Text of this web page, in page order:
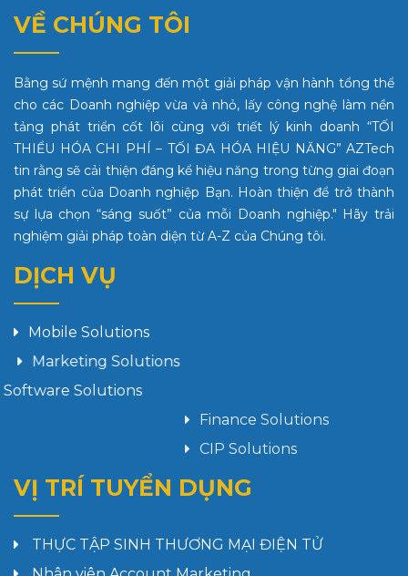
VỀ CHÚNG TÔI
Bằng sứ mệnh mang đến một giải pháp vận hành tổng thể
cho các Doanh nghiệp vừa và nhỏ, lấy công nghệ làm nền
tảng phát triển cốt lõi cùng với triết lý kinh doanh “TỐI
THIỂU HÓA CHI PHÍ – TỐI ĐA HÓA HIỆU NĂNG” AZTech
tin rằng sẽ cải thiện đáng kể hiệu năng trong từng giai đoạn
phát triển của Doanh nghiệp Bạn. Hoàn thiện để trở thành
sự lựa chọn “sáng suốt” của mỗi Doanh nghiệp." Hãy trải
nghiệm giải pháp toàn diện từ A-Z của Chúng tôi.
DỊCH VỤ
Mobile Solutions
Marketing Solutions
Software Solutions
VỊ TRÍ TUYỂN DỤNG
THỰC TẬP SINH THƯƠNG MẠI ĐIỆN TỬ